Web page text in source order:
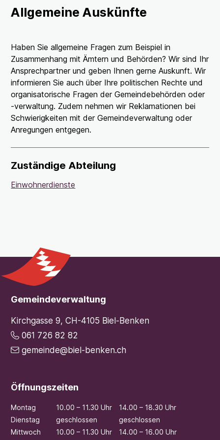
Allgemeine Auskünfte
Haben Sie allgemeine Fragen zum Beispiel in
Zusammenhang mit Ämtern und Behörden? Wir sind Ihr
Ansprechpartner und geben Ihnen gerne Auskunft. Wir
informieren Sie auch über Ihre politischen Rechte und
organisatorische Fragen der Gemeindebehörden oder
-verwaltung. Zudem nehmen wir Reklamationen bei
Schwierigkeiten mit der Gemeindeverwaltung oder
Anregungen entgegen.
Zuständige Abteilung
Einwohnerdienste
Footer
Gemeindeverwaltung
Kirchgasse 9, CH-4105 Biel-Benken
061 726 82 82
gemeinde@biel-benken.ch
Öffnungszeiten
Montag 10.00 – 11.30 Uhr
14.00 – 18.30 Uhr
Dienstag geschlossen
geschlossen
Mittwoch 10.00 – 11.30 Uhr 14.00 – 16.00 Uhr